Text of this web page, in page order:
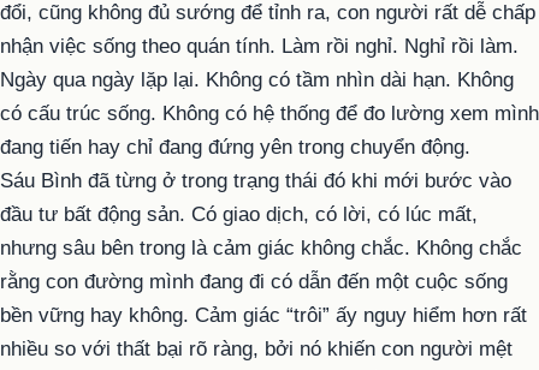
đổi, cũng không đủ sướng để tỉnh ra, con người rất dễ chấp
nhận việc sống theo quán tính. Làm rồi nghỉ. Nghỉ rồi làm.
Ngày qua ngày lặp lại. Không có tầm nhìn dài hạn. Không
có cấu trúc sống. Không có hệ thống để đo lường xem mình
đang tiến hay chỉ đang đứng yên trong chuyển động.
Sáu Bình đã từng ở trong trạng thái đó khi mới bước vào
đầu tư bất động sản. Có giao dịch, có lời, có lúc mất,
nhưng sâu bên trong là cảm giác không chắc. Không chắc
rằng con đường mình đang đi có dẫn đến một cuộc sống
bền vững hay không. Cảm giác “trôi” ấy nguy hiểm hơn rất
nhiều so với thất bại rõ ràng, bởi nó khiến con người mệt